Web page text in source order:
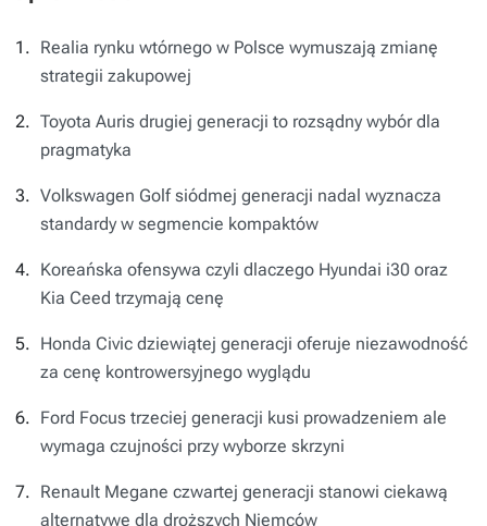
Realia rynku wtórnego w Polsce wymuszają zmianę
strategii zakupowej
Toyota Auris drugiej generacji to rozsądny wybór dla
pragmatyka
Volkswagen Golf siódmej generacji nadal wyznacza
standardy w segmencie kompaktów
Koreańska ofensywa czyli dlaczego Hyundai i30 oraz
Kia Ceed trzymają cenę
Honda Civic dziewiątej generacji oferuje niezawodność
za cenę kontrowersyjnego wyglądu
Ford Focus trzeciej generacji kusi prowadzeniem ale
wymaga czujności przy wyborze skrzyni
Renault Megane czwartej generacji stanowi ciekawą
alternatywę dla droższych Niemców